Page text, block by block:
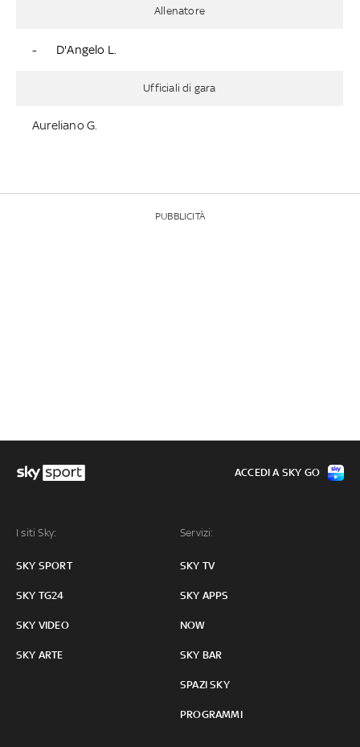
Allenatore
- D'Angelo L.
Ufficiali di gara
Aureliano G.
PUBBLICITÀ
I siti Sky:
SKY SPORT
SKY TG24
SKY VIDEO
SKY ARTE
Servizi:
SKY TV
SKY APPS
NOW
SKY BAR
SPAZI SKY
PROGRAMMI
ACCEDI A SKY GO